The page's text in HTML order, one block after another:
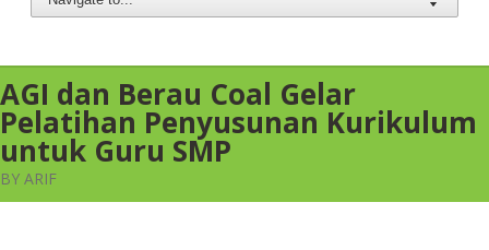
AGI dan Berau Coal Gelar
Pelatihan Penyusunan Kurikulum
untuk Guru SMP
BY ARIF